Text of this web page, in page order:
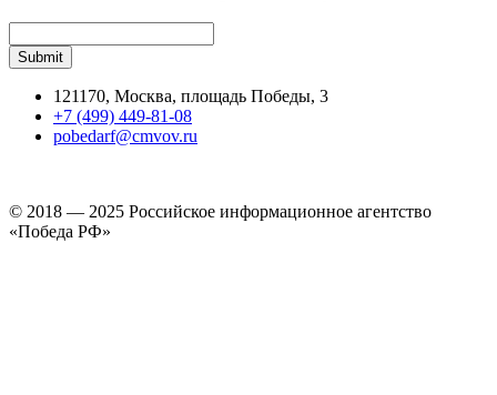
121170, Москва, площадь Победы, 3
+7 (499) 449-81-08
pobedarf@cmvov.ru
© 2018 — 2025 Российское информационное агентство
«Победа РФ»